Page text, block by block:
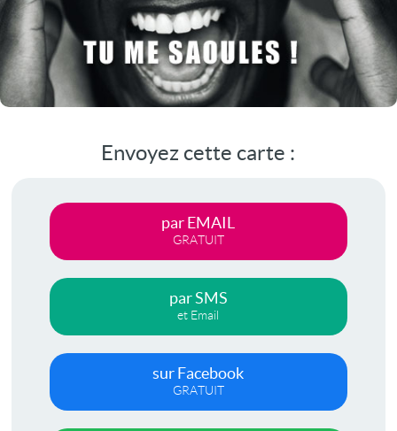
Envoyez cette carte :
par EMAIL
GRATUIT
par SMS
et Email
sur Facebook
GRATUIT